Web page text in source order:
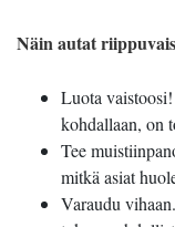
Näin autat
Luota
kohdallaan, on
Tee
mitkä asiat
Varaudu